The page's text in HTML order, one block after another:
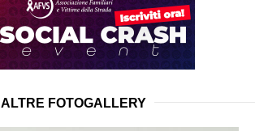
ALTRE FOTOGALLERY